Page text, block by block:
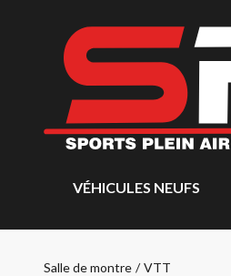
VÉHICULES NEUFS
Salle de montre / VTT